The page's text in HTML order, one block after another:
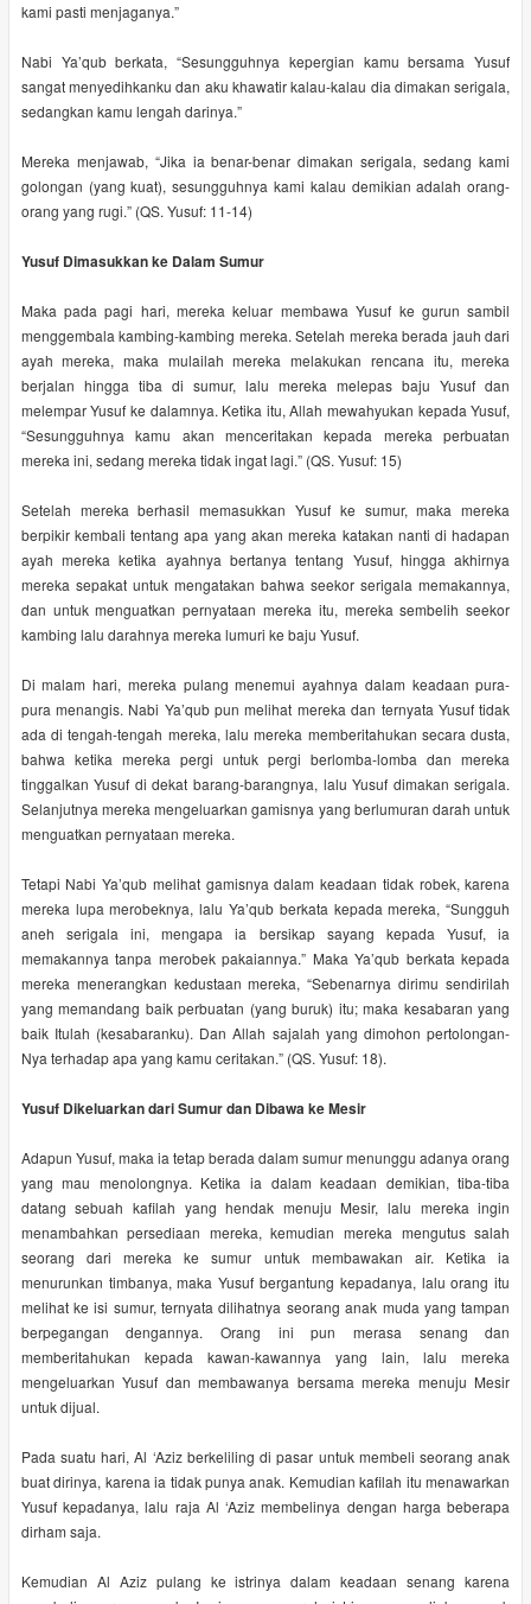
kami pasti menjaganya.”
Nabi Ya’qub berkata, “Sesungguhnya kepergian kamu bersama Yusuf
sangat menyedihkanku dan aku khawatir kalau-kalau dia dimakan serigala,
sedangkan kamu lengah darinya.”
Mereka menjawab, “Jika ia benar-benar dimakan serigala, sedang kami
golongan (yang kuat), sesungguhnya kami kalau demikian adalah orang-
orang yang rugi.” (QS. Yusuf: 11-14)
Yusuf Dimasukkan ke Dalam Sumur
Maka pada pagi hari, mereka keluar membawa Yusuf ke gurun sambil
menggembala kambing-kambing mereka. Setelah mereka berada jauh dari
ayah mereka, maka mulailah mereka melakukan rencana itu, mereka
berjalan hingga tiba di sumur, lalu mereka melepas baju Yusuf dan
melempar Yusuf ke dalamnya. Ketika itu, Allah mewahyukan kepada Yusuf,
“Sesungguhnya kamu akan menceritakan kepada mereka perbuatan
mereka ini, sedang mereka tidak ingat lagi.” (QS. Yusuf: 15)
Setelah mereka berhasil memasukkan Yusuf ke sumur, maka mereka
berpikir kembali tentang apa yang akan mereka katakan nanti di hadapan
ayah mereka ketika ayahnya bertanya tentang Yusuf, hingga akhirnya
mereka sepakat untuk mengatakan bahwa seekor serigala memakannya,
dan untuk menguatkan pernyataan mereka itu, mereka sembelih seekor
kambing lalu darahnya mereka lumuri ke baju Yusuf.
Di malam hari, mereka pulang menemui ayahnya dalam keadaan pura-
pura menangis. Nabi Ya’qub pun melihat mereka dan ternyata Yusuf tidak
ada di tengah-tengah mereka, lalu mereka memberitahukan secara dusta,
bahwa ketika mereka pergi untuk pergi berlomba-lomba dan mereka
tinggalkan Yusuf di dekat barang-barangnya, lalu Yusuf dimakan serigala.
Selanjutnya mereka mengeluarkan gamisnya yang berlumuran darah untuk
menguatkan pernyataan mereka.
Tetapi Nabi Ya’qub melihat gamisnya dalam keadaan tidak robek, karena
mereka lupa merobeknya, lalu Ya’qub berkata kepada mereka, “Sungguh
aneh serigala ini, mengapa ia bersikap sayang kepada Yusuf, ia
memakannya tanpa merobek pakaiannya.” Maka Ya’qub berkata kepada
mereka menerangkan kedustaan mereka, “Sebenarnya dirimu sendirilah
yang memandang baik perbuatan (yang buruk) itu; maka kesabaran yang
baik Itulah (kesabaranku). Dan Allah sajalah yang dimohon pertolongan-
Nya terhadap apa yang kamu ceritakan.” (QS. Yusuf: 18).
Yusuf Dikeluarkan dari Sumur dan Dibawa ke Mesir
Adapun Yusuf, maka ia tetap berada dalam sumur menunggu adanya orang
yang mau menolongnya. Ketika ia dalam keadaan demikian, tiba-tiba
datang sebuah kafilah yang hendak menuju Mesir, lalu mereka ingin
menambahkan persediaan mereka, kemudian mereka mengutus salah
seorang dari mereka ke sumur untuk membawakan air. Ketika ia
menurunkan timbanya, maka Yusuf bergantung kepadanya, lalu orang itu
melihat ke isi sumur, ternyata dilihatnya seorang anak muda yang tampan
berpegangan dengannya. Orang ini pun merasa senang dan
memberitahukan kepada kawan-kawannya yang lain, lalu mereka
mengeluarkan Yusuf dan membawanya bersama mereka menuju Mesir
untuk dijual.
Pada suatu hari, Al ‘Aziz berkeliling di pasar untuk membeli seorang anak
buat dirinya, karena ia tidak punya anak. Kemudian kafilah itu menawarkan
Yusuf kepadanya, lalu raja Al ‘Aziz membelinya dengan harga beberapa
dirham saja.
Kemudian Al Aziz pulang ke istrinya dalam keadaan senang karena